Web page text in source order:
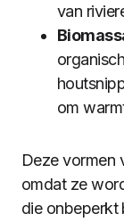
van
om
Deze vormen
omdat ze
die onbeperkt